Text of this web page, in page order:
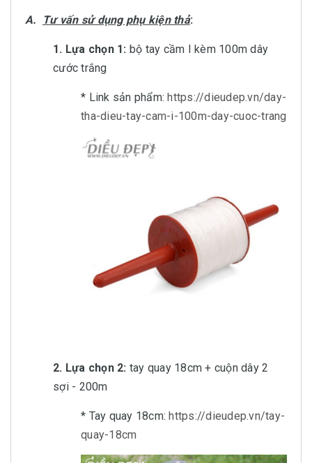
A. Tư vấn sử dụng phụ kiện thả:
1. Lựa chọn 1: bộ tay cầm I kèm 100m dây
cước trắng
* Link sản phẩm:https://dieudep.vn/day-
tha-dieu-tay-cam-i-100m-day-cuoc-trang
2. Lựa chọn 2: tay quay 18cm + cuộn dây 2
sợi - 200m
* Tay quay 18cm:https://dieudep.vn/tay-
quay-18cm